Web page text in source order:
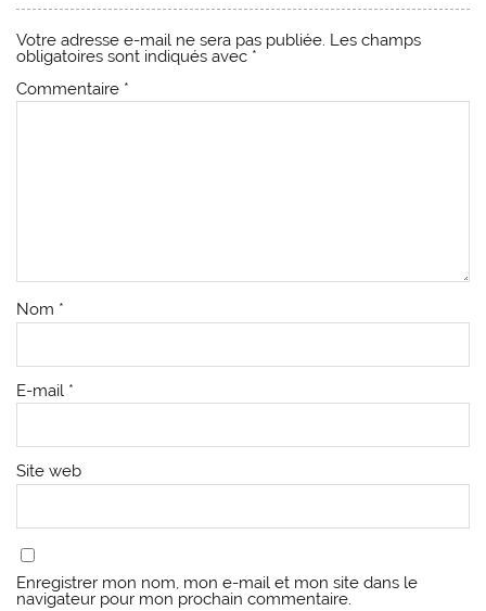
Votre adresse e-mail ne sera pas publiée. Les champs
obligatoires sont indiqués avec *
Commentaire *
Nom *
E-mail *
Site web
Enregistrer mon nom, mon e-mail et mon site dans le
navigateur pour mon prochain commentaire.